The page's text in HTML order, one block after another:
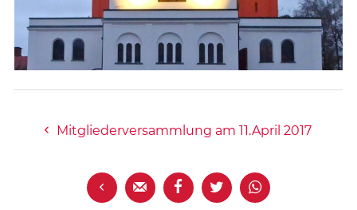
Mitgliederversammlung am 11.April 2017
    